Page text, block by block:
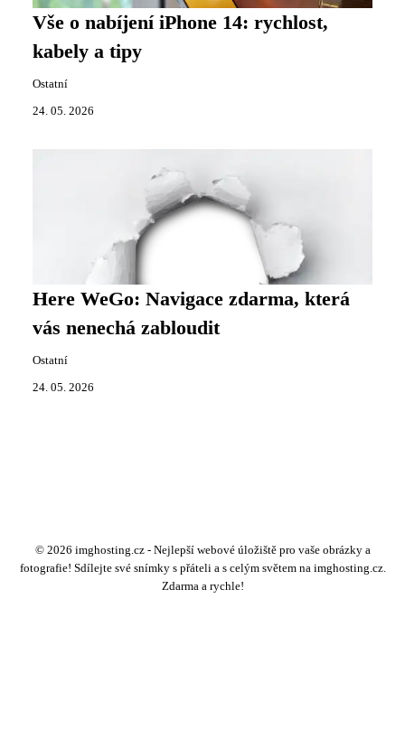
Vše o nabíjení iPhone 14: rychlost,
kabely a tipy
Ostatní
24. 05. 2026
Here WeGo: Navigace zdarma, která
vás nenechá zabloudit
Ostatní
24. 05. 2026
© 2026 imghosting.cz - Nejlepší webové úložiště pro vaše obrázky a
fotografie! Sdílejte své snímky s přáteli a s celým světem na imghosting.cz.
Zdarma a rychle!